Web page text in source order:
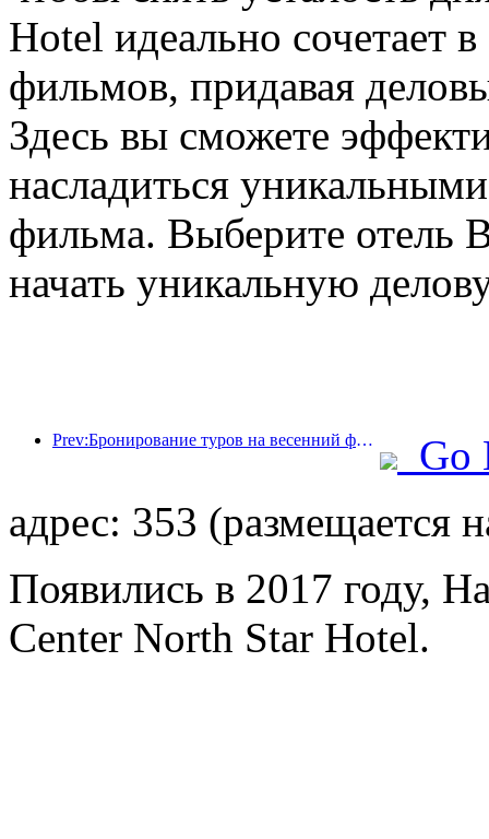
Hotel идеально сочетает
фильмов, придавая
Здесь вы сможете
насладиться
фильма. Выберите отель
начать уникальную
Prev:Бронирование туров на весенний фестиваль стремительно растет! 2,3 миллиона гостиничных компаний могут иметь хороший старт
Go
адрес: 353 (размещается
Появились в 2017 году,
Center North Star Hotel.